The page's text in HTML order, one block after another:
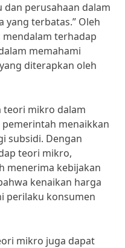
perusahaan dalam
yang terbatas.” Oleh
terhadap
memahami
diterapkan oleh
teori mikro dalam
menaikkan
subsidi. Dengan
teori mikro,
menerima kebijakan
kenaikan harga
perilaku konsumen
mikro juga dapat